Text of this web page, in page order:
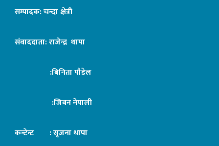
सम्पादक: चन्दा क्षेत्री
संवाददाता: राजेन्द्र थापा
:बिनिता पौडेल
:जिबन नेपाली
कन्टेन्ट : सृजना थापा